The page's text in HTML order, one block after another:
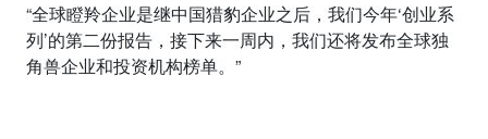
“全球瞪羚企业是继中国猎豹企业之后，我们今年‘创业系
列’的第二份报告，接下来一周内，我们还将发布全球独
角兽企业和投资机构榜单。”